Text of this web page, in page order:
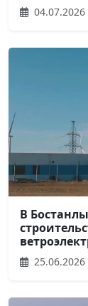
04.07.2026
В
25.06.2026